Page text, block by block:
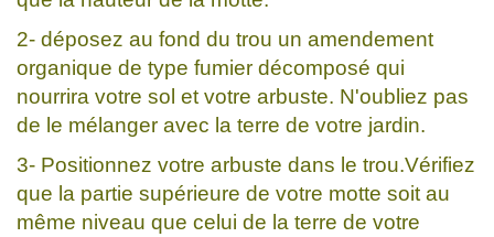
2- déposez au fond du trou un amendement
organique de type fumier décomposé qui
nourrira votre sol et votre arbuste. N'oubliez pas
de le mélanger avec la terre de votre jardin.
3- Positionnez votre arbuste dans le trou.Vérifiez
que la partie supérieure de votre motte soit au
même niveau que celui de la terre de votre